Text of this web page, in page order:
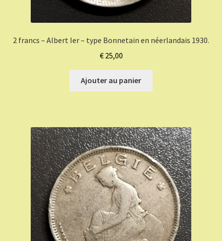
2 francs – Albert Ier – type Bonnetain en néerlandais 1930.
€25,00
Ajouter au panier